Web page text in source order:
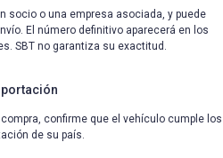
socio o una empresa asociada, y puede
El número definitivo aparecerá en los
SBT no garantiza su exactitud.
confirme que el vehículo cumple los
de su país.